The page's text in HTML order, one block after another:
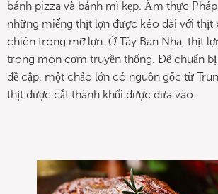
bánh pizza và bánh mì kẹp. Ẩm thực
những miếng thịt lợn được kéo dài với thịt
chiên trong mỡ lợn. Ở Tây Ban Nha, thịt
trong món cơm truyền thống. Để chuẩn
đề cập, một chảo lớn có nguồn gốc từ
thịt được cắt thành khối được đưa vào.